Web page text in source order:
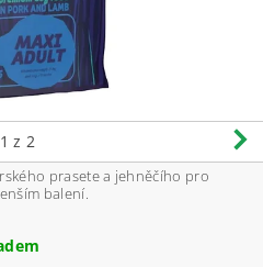
1 z 2
prasete a jehněčího pro
balení.